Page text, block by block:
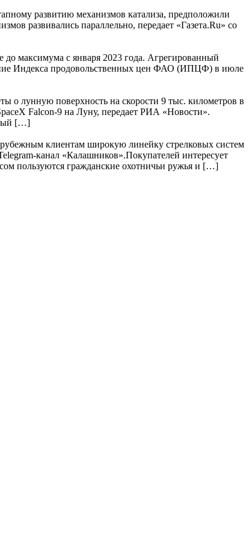
развитию механизмов катализа, предположили
развивались параллельно, передает «Газета.Ru» со
до максимума с января 2023 года. Агрегированный
Индекса продовольственных цен ФАО (ИПЦФ) в июле
о лунную поверхность на скорости 9 тыс. километров в
Falcon-9 на Луну, передает РИА «Новости».
[…]
клиентам широкую линейку стрелковых систем
канал «Калашников».Покупателей интересует
пользуются гражданские охотничьи ружья и […]